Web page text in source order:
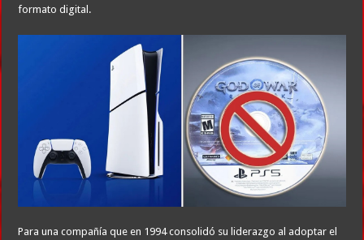
formato digital.
Para una compañía que en 1994 consolidó su liderazgo al adoptar el